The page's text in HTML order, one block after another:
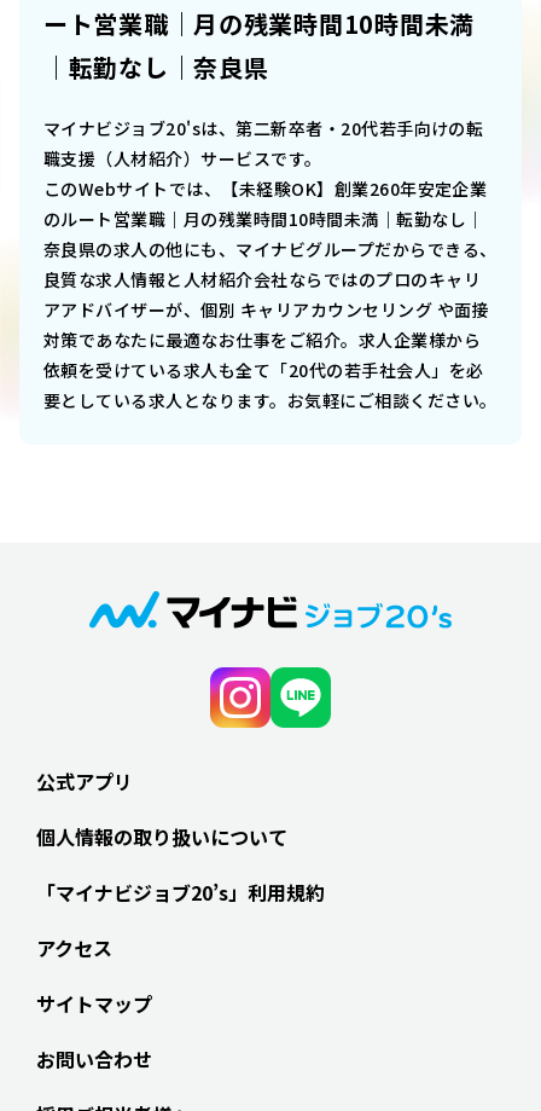
ート営業職｜月の残業時間10時間未満
｜転勤なし｜奈良県
マイナビジョブ20'sは、第二新卒者・20代若手向けの転
職支援（人材紹介）サービスです。
このWebサイトでは、
【未経験OK】創業260年安定企業
のルート営業職｜月の残業時間10時間未満｜転勤なし｜
奈良県の求人の他にも、マイナビグループだからできる、
良質な求人情報と人材紹介会社ならではのプロのキャリ
アアドバイザーが、個別 キャリアカウンセリング や面接
対策であなたに最適なお仕事をご紹介。求人企業様から
依頼を受けている求人も全て「20代の若手社会人」を必
要としている求人となります。お気軽にご相談ください。
公式アプリ
個人情報の取り扱いについて
「マイナビジョブ20’s」利用規約
アクセス
サイトマップ
お問い合わせ